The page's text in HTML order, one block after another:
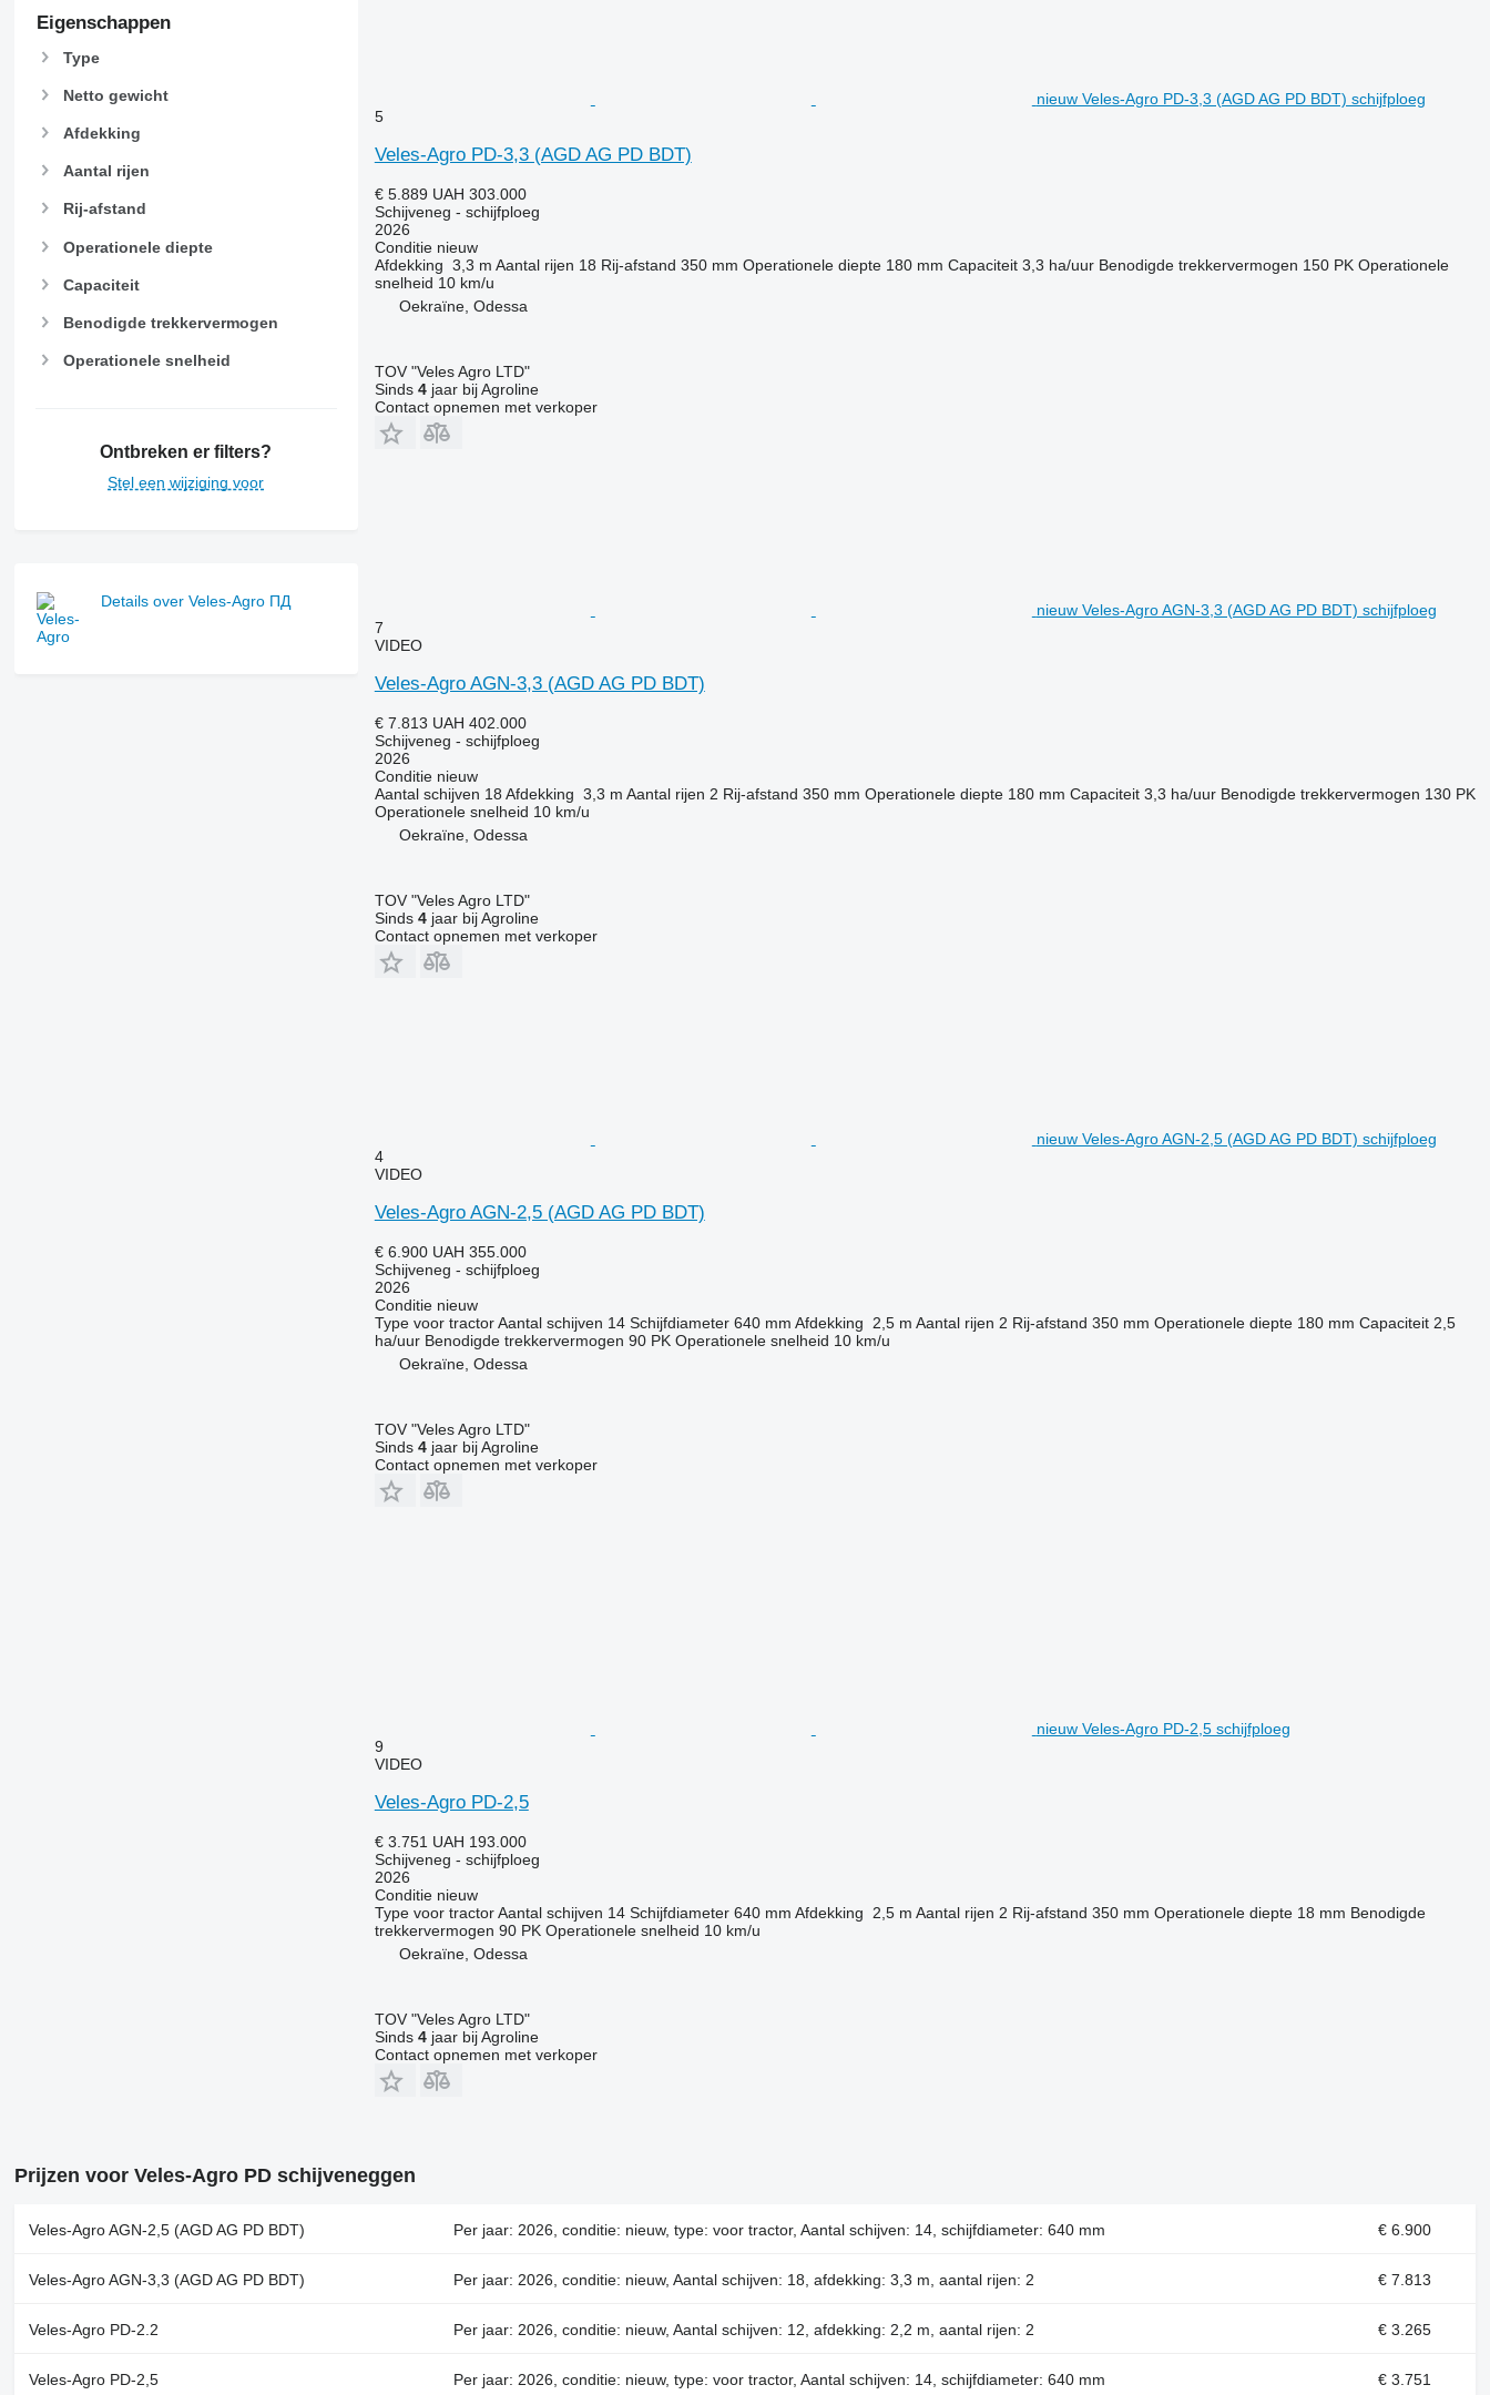
Eigenschappen
Type
Netto gewicht
Afdekking
Aantal rijen
Rij-afstand
Operationele diepte
Capaciteit
Benodigde trekkervermogen
Operationele snelheid
Ontbreken er filters?
Stel een wijziging voor
Details over Veles-Agro ПД
nieuw Veles-Agro PD-3,3 (AGD AG PD BDT) schijfploeg
5
Veles-Agro PD-3,3 (AGD AG PD BDT)
€ 5.889 UAH 303.000
Schijveneg - schijfploeg
2026
Conditienieuw
Afdekking 3,3 m Aantal rijen 18 Rij-afstand 350 mm Operationele diepte 180 mm Capaciteit 3,3 ha/uur Benodigde trekkervermogen 150 PK Operationele
snelheid 10 km/u
Oekraïne, Odessa
TOV "Veles Agro LTD"
Sinds 4jaar bij Agroline
Contact opnemen met verkoper
nieuw Veles-Agro AGN-3,3 (AGD AG PD BDT) schijfploeg
7
VIDEO
Veles-Agro AGN-3,3 (AGD AG PD BDT)
€ 7.813 UAH 402.000
Schijveneg - schijfploeg
2026
Conditienieuw
Aantal schijven 18 Afdekking 3,3 m Aantal rijen 2 Rij-afstand 350 mm Operationele diepte 180 mm Capaciteit 3,3 ha/uur Benodigde trekkervermogen 130 PK
Operationele snelheid 10 km/u
Oekraïne, Odessa
TOV "Veles Agro LTD"
Sinds 4jaar bij Agroline
Contact opnemen met verkoper
nieuw Veles-Agro AGN-2,5 (AGD AG PD BDT) schijfploeg
4
VIDEO
Veles-Agro AGN-2,5 (AGD AG PD BDT)
€ 6.900 UAH 355.000
Schijveneg - schijfploeg
2026
Conditienieuw
Type voor tractor Aantal schijven 14 Schijfdiameter 640 mm Afdekking 2,5 m Aantal rijen 2 Rij-afstand 350 mm Operationele diepte 180 mm Capaciteit 2,5
ha/uur Benodigde trekkervermogen 90 PK Operationele snelheid 10 km/u
Oekraïne, Odessa
TOV "Veles Agro LTD"
Sinds 4jaar bij Agroline
Contact opnemen met verkoper
nieuw Veles-Agro PD-2,5 schijfploeg
9
VIDEO
Veles-Agro PD-2,5
€ 3.751 UAH 193.000
Schijveneg - schijfploeg
2026
Conditienieuw
Type voor tractor Aantal schijven 14 Schijfdiameter 640 mm Afdekking 2,5 m Aantal rijen 2 Rij-afstand 350 mm Operationele diepte 18 mm Benodigde
trekkervermogen 90 PK Operationele snelheid 10 km/u
Oekraïne, Odessa
TOV "Veles Agro LTD"
Sinds 4jaar bij Agroline
Contact opnemen met verkoper
Prijzen voor Veles-Agro PD schijveneggen
Veles-Agro AGN-2,5 (AGD AG PD BDT) Per jaar: 2026, conditie: nieuw, type: voor tractor, Aantal schijven: 14, schijfdiameter: 640 mm € 6.900
Veles-Agro AGN-3,3 (AGD AG PD BDT) Per jaar: 2026, conditie: nieuw, Aantal schijven: 18, afdekking: 3,3 m, aantal rijen: 2 € 7.813
Veles-Agro PD-2.2 Per jaar: 2026, conditie: nieuw, Aantal schijven: 12, afdekking: 2,2 m, aantal rijen: 2 € 3.265
Veles-Agro PD-2,5 Per jaar: 2026, conditie: nieuw, type: voor tractor, Aantal schijven: 14, schijfdiameter: 640 mm € 3.751